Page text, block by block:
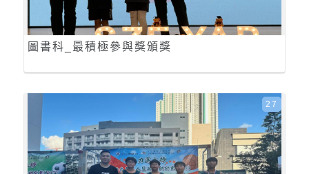
圖書科_最積極參與獎頒獎
27